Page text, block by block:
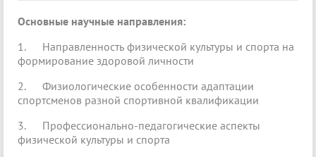
Основные научные направления:
1. Направленность физической культуры и спорта на
формирование здоровой личности
2. Физиологические особенности адаптации
спортсменов разной спортивной квалификации
3. Профессионально-педагогические аспекты
физической культуры и спорта